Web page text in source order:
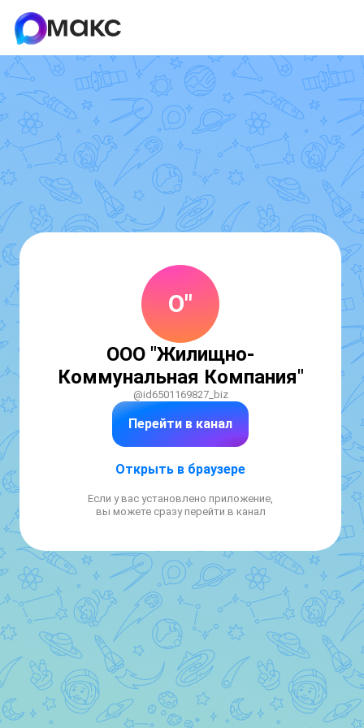
О"
ООО "Жилищно-
Коммунальная Компания"
@id6501169827_biz
Перейти в канал
Открыть в браузере
Если у вас установлено приложение,
вы можете сразу перейти в канал